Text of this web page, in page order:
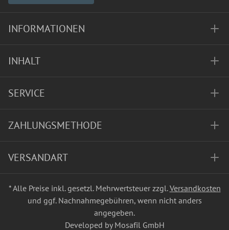
INFORMATIONEN
INHALT
SERVICE
ZAHLUNGSMETHODE
VERSANDART
* Alle Preise inkl. gesetzl. Mehrwertsteuer zzgl.Versandkosten
und ggf. Nachnahmegebühren, wenn nicht anders
angegeben.
Developed by Mosafil GmbH